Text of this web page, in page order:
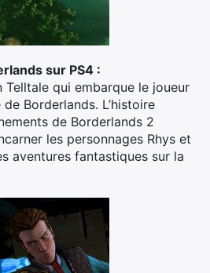
sur PS4 :
Telltale qui embarque le joueur
Borderlands. L’histoire
de Borderlands 2
les personnages Rhys et
aventures fantastiques sur la